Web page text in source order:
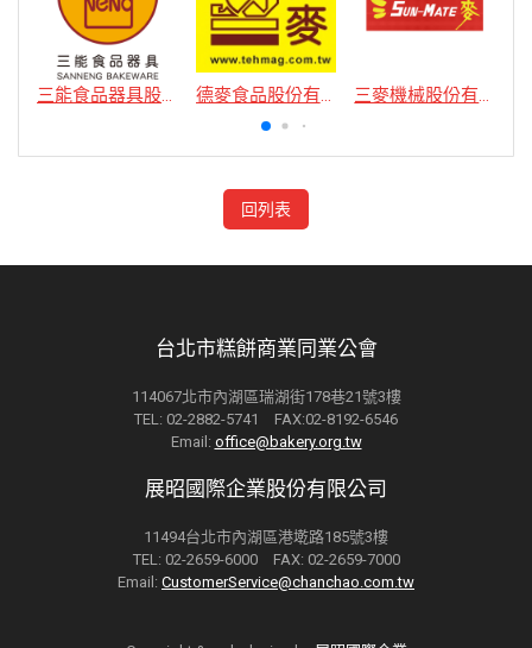
三能食品器具股份有限公司 德麥食品股份有限公司 三麥機械股份有限公司
回列表
台北市糕餅商業同業公會
114067北市內湖區瑞湖街178巷21號3樓
TEL: 02-2882-5741 FAX:02-8192-6546
Email: office@bakery.org.tw
展昭國際企業股份有限公司
11494台北市內湖區港墘路185號3樓
TEL: 02-2659-6000 FAX: 02-2659-7000
Email: CustomerService@chanchao.com.tw